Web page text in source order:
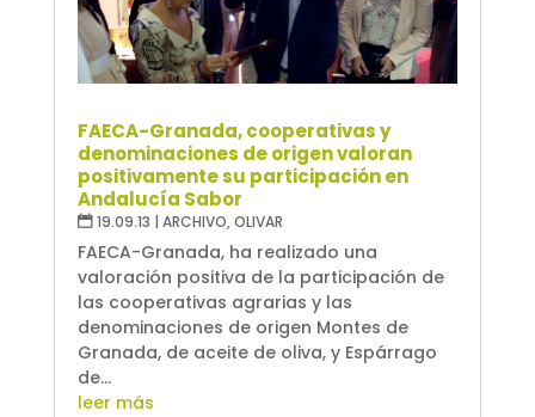
FAECA-Granada, cooperativas y
denominaciones de origen valoran
positivamente su participación en
Andalucía Sabor
19.09.13 | ARCHIVO,OLIVAR
FAECA-Granada, ha realizado una
valoración positiva de la participación de
las cooperativas agrarias y las
denominaciones de origen Montes de
Granada, de aceite de oliva, y Espárrago
de...
leer más